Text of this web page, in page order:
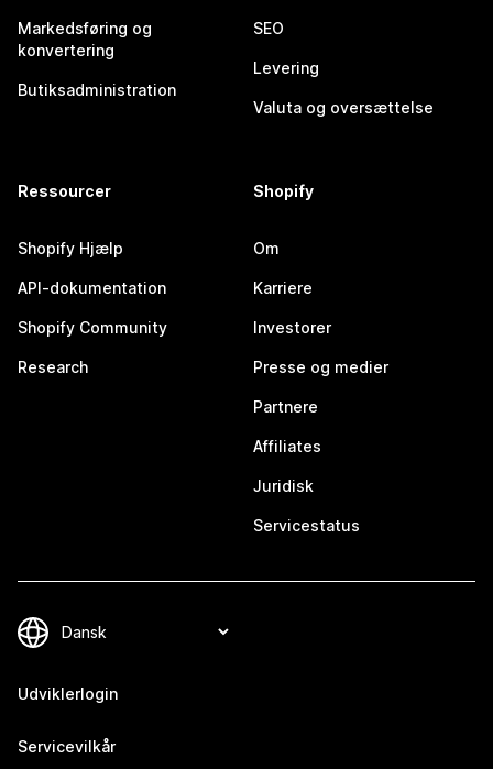
Markedsføring og
konvertering
Butiksadministration
SEO
Levering
Valuta og oversættelse
Ressourcer
Shopify Hjælp
API-dokumentation
Shopify Community
Research
Shopify
Om
Karriere
Investorer
Presse og medier
Partnere
Affiliates
Juridisk
Servicestatus
Udviklerlogin
Servicevilkår